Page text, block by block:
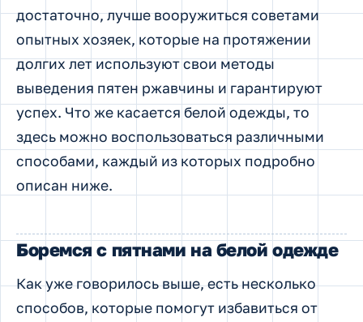
достаточно, лучше вооружиться советами
опытных хозяек, которые на протяжении
долгих лет используют свои методы
выведения пятен ржавчины и гарантируют
успех. Что же касается белой одежды, то
здесь можно воспользоваться различными
способами, каждый из которых подробно
описан ниже.
Боремся с пятнами на белой одежде
Как уже говорилось выше, есть несколько
способов, которые помогут избавиться от